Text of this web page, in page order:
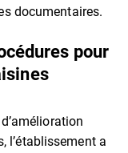
documentaires.
pour
l’établissement a